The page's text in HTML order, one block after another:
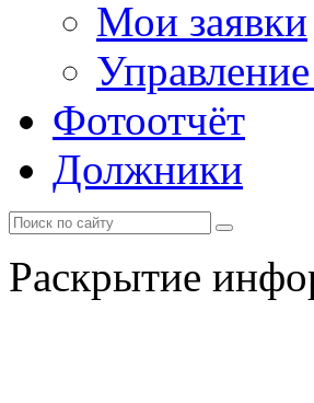
Мои заявки
Фотоотчёт
Должники
Раскрытие